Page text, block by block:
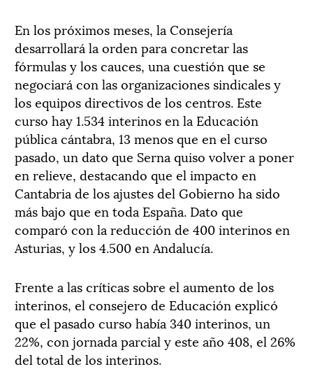
En los próximos meses, la Consejería
desarrollará la orden para concretar las
fórmulas y los cauces, una cuestión que se
negociará con las organizaciones sindicales y
los equipos directivos de los centros. Este
curso hay 1.534 interinos en la Educación
pública cántabra, 13 menos que en el curso
pasado, un dato que Serna quiso volver a poner
en relieve, destacando que el impacto en
Cantabria de los ajustes del Gobierno ha sido
más bajo que en toda España. Dato que
comparó con la reducción de 400 interinos en
Asturias, y los 4.500 en Andalucía.
Frente a las críticas sobre el aumento de los
interinos, el consejero de Educación explicó
que el pasado curso había 340 interinos, un
22%, con jornada parcial y este año 408, el 26%
del total de los interinos.